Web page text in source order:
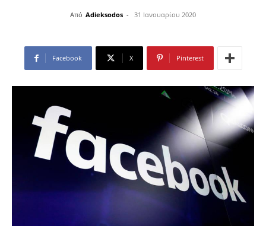
Από Adieksodos - 31 Ιανουαρίου 2020
Facebook X Pinterest